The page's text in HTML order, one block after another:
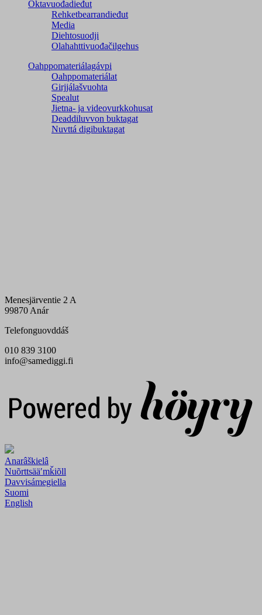
Oktavuođadieđut
Rehketbearrandieđut
Media
Diehtosuodji
Olahahttivuođačilgehus
Oahppomateriálagávpi
Oahppomateriálat
Girjjálašvuohta
Spealut
Jietna- ja videovurkkohusat
Deaddiluvvon buktagat
Nuvttá digibuktagat
Menesjärventie 2 A
99870 Anár
Telefonguovddáš
010 839 3100
info@samediggi.fi
Anarâškielâ
Nuõrttsääʹmǩiõll
Davvisámegiella
Suomi
English